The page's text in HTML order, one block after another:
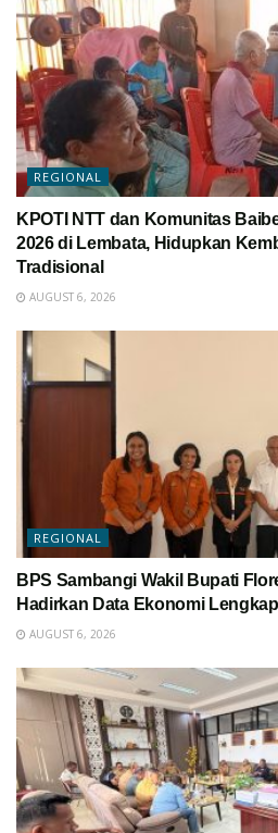
REGIONAL
KPOTI NTT dan Komunitas
2026 di Lembata, Hidupkan
Tradisional
AUGUST 6, 2026
REGIONAL
BPS Sambangi Wakil Bupati
Hadirkan Data Ekonomi Lengkap
AUGUST 6, 2026